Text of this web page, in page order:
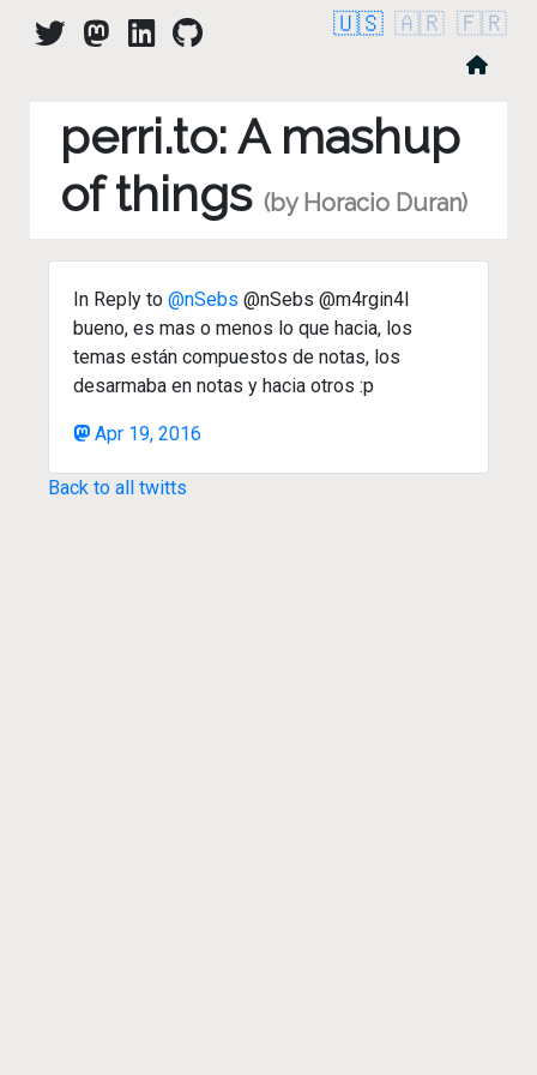
🇺🇸 🇦🇷 🇫🇷
perri.to: A mashup
of things (by Horacio Duran)
In Reply to @nSebs @nSebs @m4rgin4l
bueno, es mas o menos lo que hacia, los
temas están compuestos de notas, los
desarmaba en notas y hacia otros :p
Apr 19, 2016
Back to all twitts